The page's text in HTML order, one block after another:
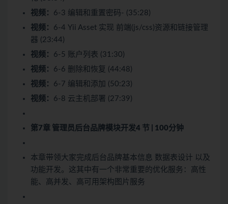
视频： 6-3 编辑和重置密码- (35:28)
视频： 6-4 Yii Asset 实现 前端(js/css)资源和链接管理
器 (23:44)
视频： 6-5 账户列表 (31:30)
视频： 6-6 删除和恢复 (44:48)
视频： 6-7 编辑和添加 (50:23)
视频： 6-8 云主机部署 (27:39)
第7章 管理员后台品牌模块开发4 节 | 100分钟
本章带领大家完成后台品牌基本信息 数据表设计 以及
功能开发。这其中有一个非常重要的优化服务：高性
能、高并发、高可用架构图片服务